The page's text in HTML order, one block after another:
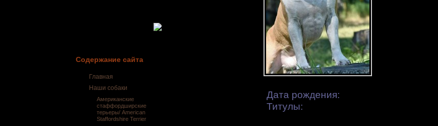
Содержание сайта
Главная
Наши собаки
Американские
стаффордширские
терьеры/ American
Staffordshire Terrier
Дата рождения:
Титулы: